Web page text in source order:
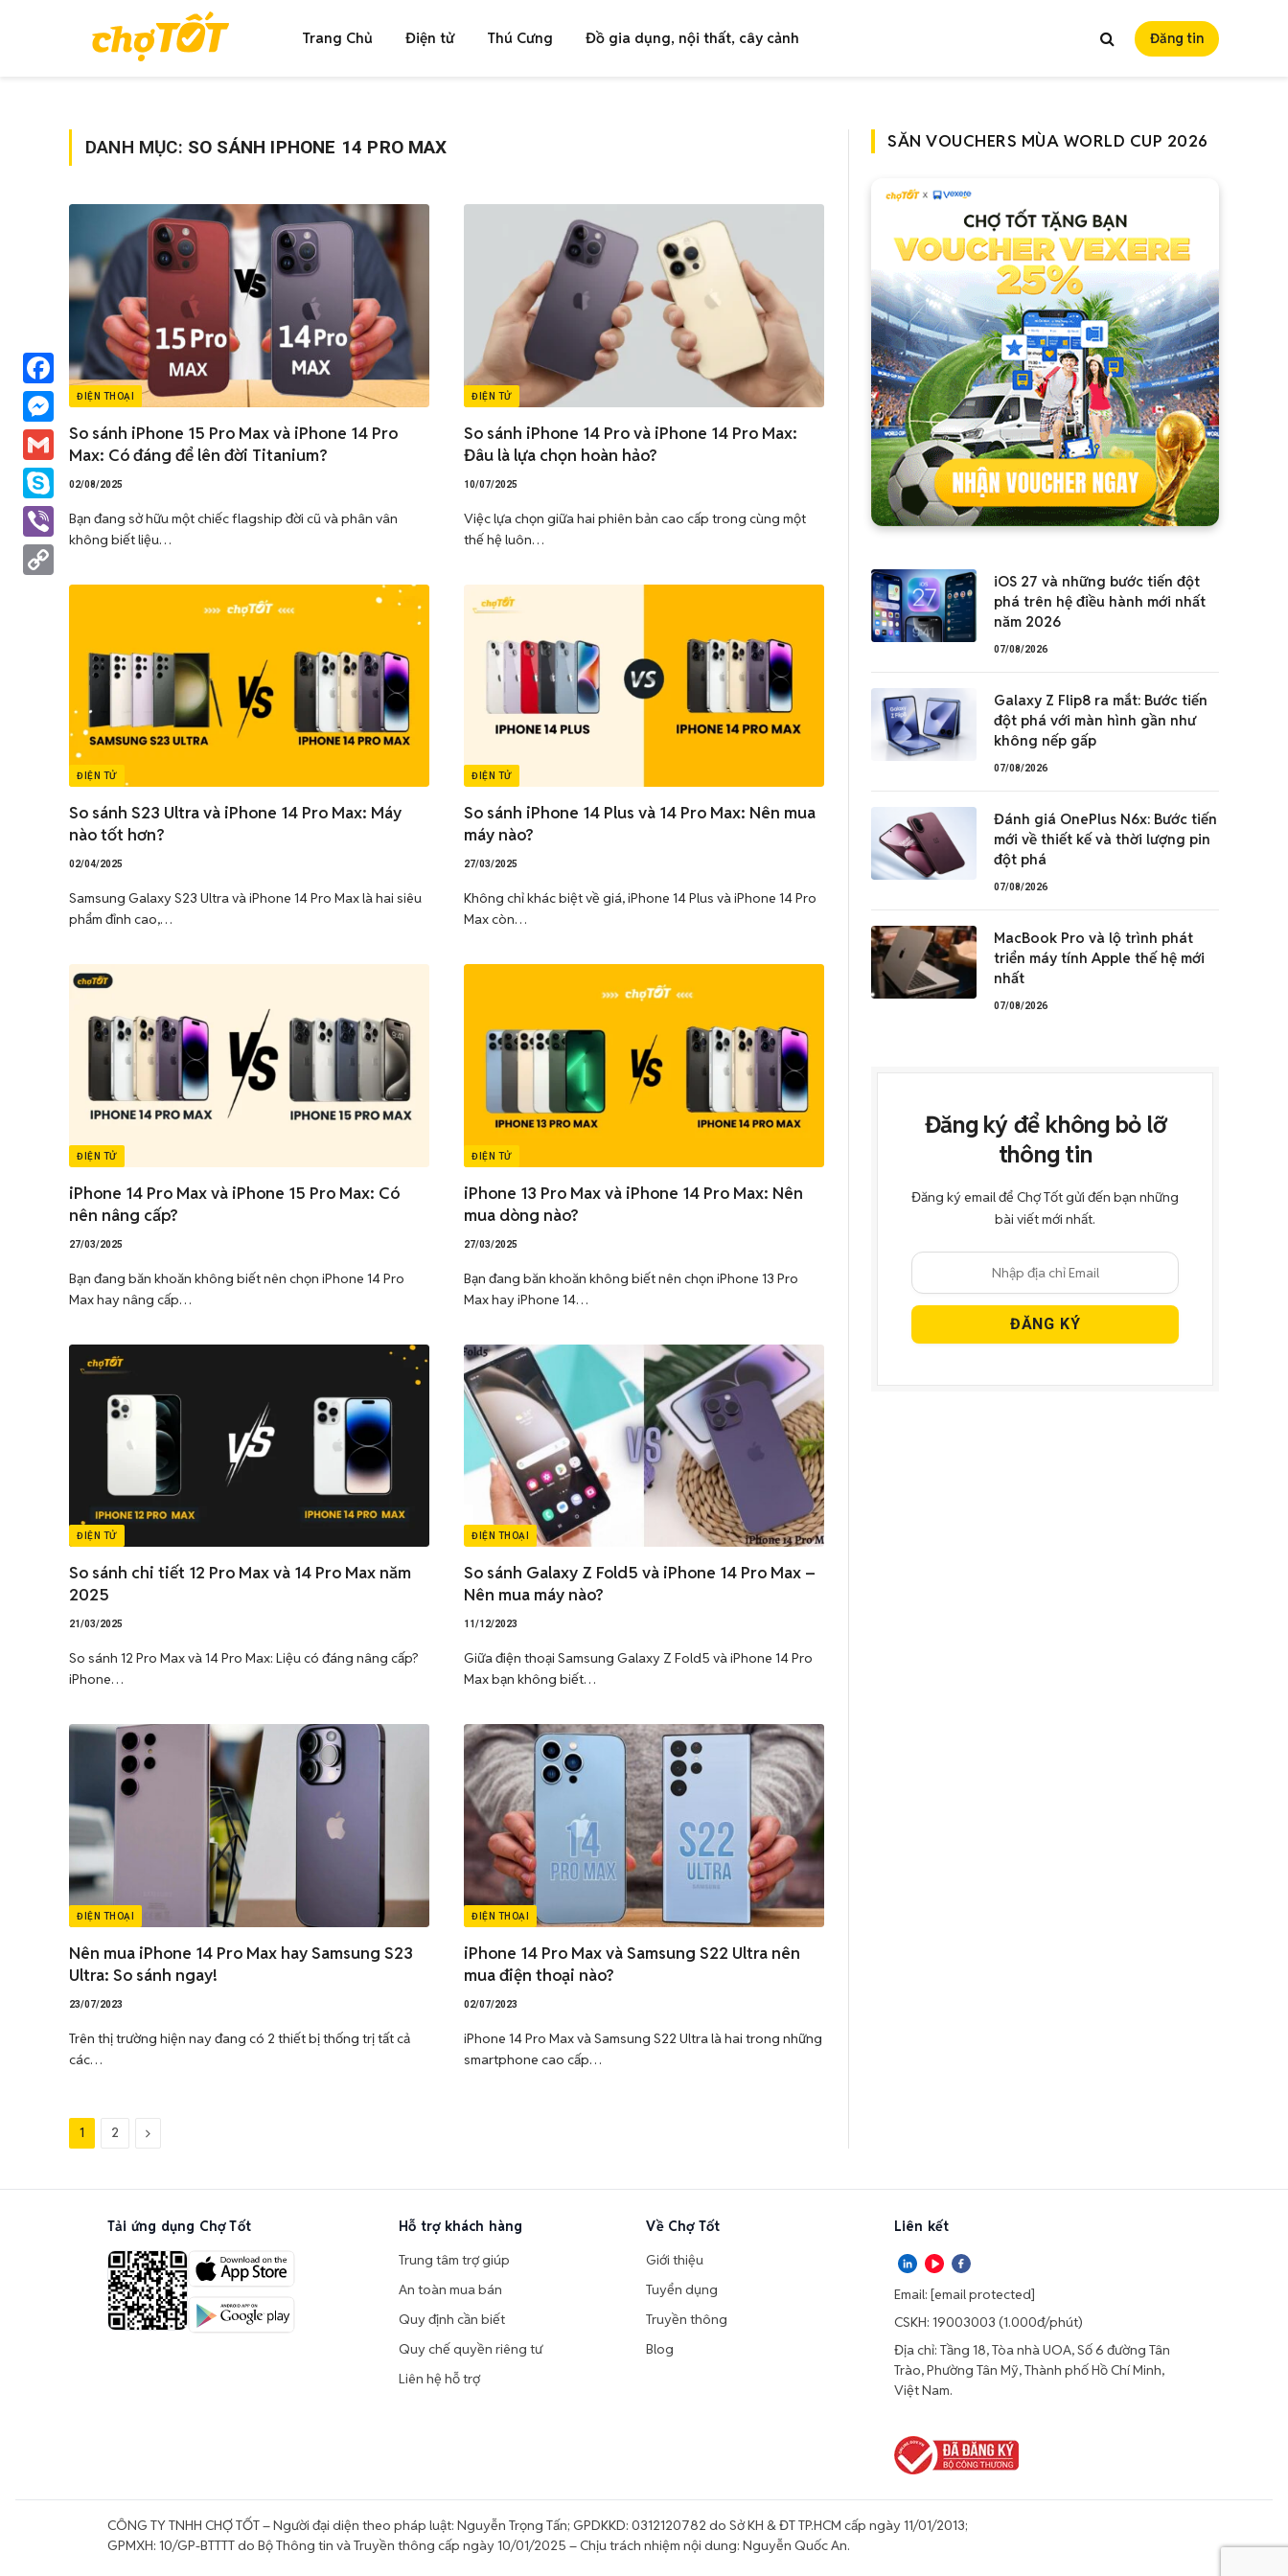
Trang Chủ Điện tử Thú Cưng Đồ gia dụng, nội thất, cây cảnh Đăng tin
DANH MỤC: SO SÁNH IPHONE 14 PRO MAX
ĐIỆN THOẠI
So sánh iPhone 15 Pro Max và iPhone 14 Pro
Max: Có đáng để lên đời Titanium?
02/08/2025
Bạn đang sở hữu một chiếc flagship đời cũ và phân vân
không biết liệu…
ĐIỆN TỬ
So sánh iPhone 14 Pro và iPhone 14 Pro Max:
Đâu là lựa chọn hoàn hảo?
10/07/2025
Việc lựa chọn giữa hai phiên bản cao cấp trong cùng một
thế hệ luôn…
ĐIỆN TỬ
So sánh S23 Ultra và iPhone 14 Pro Max: Máy
nào tốt hơn?
02/04/2025
Samsung Galaxy S23 Ultra và iPhone 14 Pro Max là hai siêu
phẩm đỉnh cao,…
ĐIỆN TỬ
So sánh iPhone 14 Plus và 14 Pro Max: Nên mua
máy nào?
27/03/2025
Không chỉ khác biệt về giá, iPhone 14 Plus và iPhone 14 Pro
Max còn…
ĐIỆN TỬ
iPhone 14 Pro Max và iPhone 15 Pro Max: Có
nên nâng cấp?
27/03/2025
Bạn đang băn khoăn không biết nên chọn iPhone 14 Pro
Max hay nâng cấp…
ĐIỆN TỬ
iPhone 13 Pro Max và iPhone 14 Pro Max: Nên
mua dòng nào?
27/03/2025
Bạn đang băn khoăn không biết nên chọn iPhone 13 Pro
Max hay iPhone 14…
ĐIỆN TỬ
So sánh chi tiết 12 Pro Max và 14 Pro Max năm
2025
21/03/2025
So sánh 12 Pro Max và 14 Pro Max: Liệu có đáng nâng cấp?
iPhone…
ĐIỆN THOẠI
So sánh Galaxy Z Fold5 và iPhone 14 Pro Max –
Nên mua máy nào?
11/12/2023
Giữa điện thoại Samsung Galaxy Z Fold5 và iPhone 14 Pro
Max bạn không biết…
ĐIỆN THOẠI
Nên mua iPhone 14 Pro Max hay Samsung S23
Ultra: So sánh ngay!
23/07/2023
Trên thị trường hiện nay đang có 2 thiết bị thống trị tất cả
các…
ĐIỆN THOẠI
iPhone 14 Pro Max và Samsung S22 Ultra nên
mua điện thoại nào?
02/07/2023
iPhone 14 Pro Max và Samsung S22 Ultra là hai trong những
smartphone cao cấp…
1 2
Tiếp
SĂN VOUCHERS MÙA WORLD CUP 2026
iOS 27 và những bước tiến đột
phá trên hệ điều hành mới nhất
năm 2026
07/08/2026
Galaxy Z Flip8 ra mắt: Bước tiến
đột phá với màn hình gần như
không nếp gấp
07/08/2026
Đánh giá OnePlus N6x: Bước tiến
mới về thiết kế và thời lượng pin
đột phá
07/08/2026
MacBook Pro và lộ trình phát
triển máy tính Apple thế hệ mới
nhất
07/08/2026
Đăng ký để không bỏ lỡ
thông tin
Đăng ký email để Chợ Tốt gửi đến bạn những
bài viết mới nhất.
Tải ứng dụng Chợ Tốt
Hỗ trợ khách hàng
Trung tâm trợ giúp
An toàn mua bán
Quy định cần biết
Quy chế quyền riêng tư
Liên hệ hỗ trợ
Về Chợ Tốt
Giới thiệu
Tuyển dụng
Truyền thông
Blog
Liên kết
Email: [email protected]
CSKH: 19003003 (1.000đ/phút)
Địa chỉ: Tầng 18, Tòa nhà UOA, Số 6 đường Tân
Trào, Phường Tân Mỹ, Thành phố Hồ Chí Minh,
Việt Nam.
CÔNG TY TNHH CHỢ TỐT – Người đại diện theo pháp luật: Nguyễn Trọng Tấn; GPDKKD: 0312120782 do Sở KH & ĐT TP.HCM cấp ngày 11/01/2013;
GPMXH: 10/GP-BTTTT do Bộ Thông tin và Truyền thông cấp ngày 10/01/2025 – Chịu trách nhiệm nội dung: Nguyễn Quốc An.
Facebook
Messenger
Gmail
Skype
Viber